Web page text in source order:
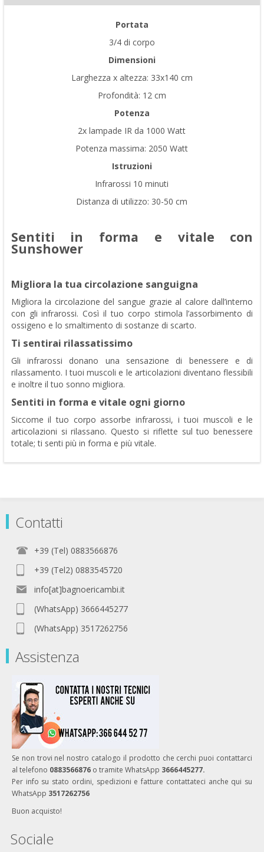
Portata
3/4 di corpo
Dimensioni
Larghezza x altezza: 33x140 cm
Profondità: 12 cm
Potenza
2x lampade IR da 1000 Watt
Potenza massima: 2050 Watt
Istruzioni
Infrarossi 10 minuti
Distanza di utilizzo: 30-50 cm
Sentiti in forma e vitale con
Sunshower
Migliora la tua circolazione sanguigna
Migliora la circolazione del sangue grazie al calore dall’interno
con gli infrarossi. Così il tuo corpo stimola l’assorbimento di
ossigeno e lo smaltimento di sostanze di scarto.
Ti sentirai rilassatissimo
Gli infrarossi donano una sensazione di benessere e di
rilassamento. I tuoi muscoli e le articolazioni diventano flessibili
e inoltre il tuo sonno migliora.
Sentiti in forma e vitale ogni giorno
Siccome il tuo corpo assorbe infrarossi, i tuoi muscoli e le
articolazioni si rilassano. Questo si riflette sul tuo benessere
totale; ti senti più in forma e più vitale.
Contatti
+39 (Tel) 0883566876
+39 (Tel2) 0883545720
info[at]bagnoericambi.it
(WhatsApp) 3666445277
(WhatsApp) 3517262756
Assistenza
Se non trovi nel nostro catalogo il prodotto che cerchi puoi contattarci
al telefono 0883566876 o tramite WhatsApp 3666445277.
Per info su stato ordini, spedizioni e fatture contattateci anche qui su
WhatsApp 3517262756
Buon acquisto!
Sociale